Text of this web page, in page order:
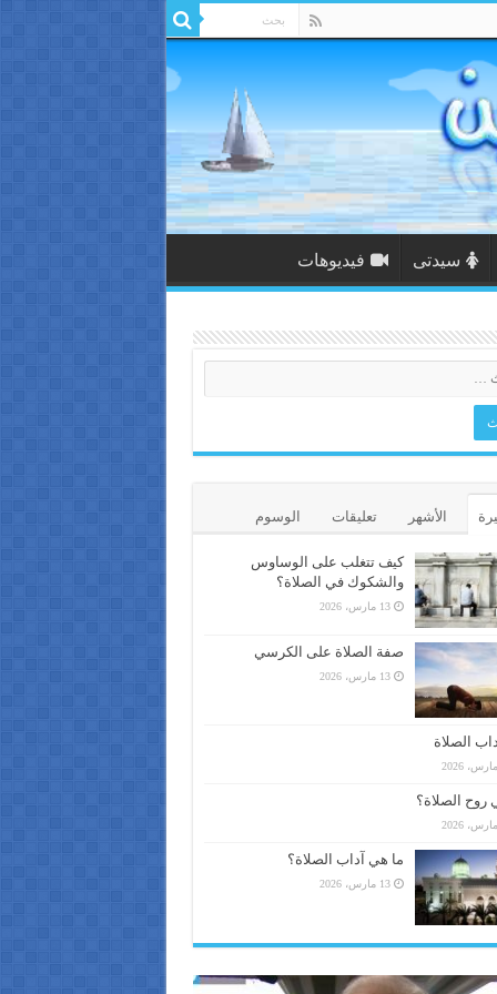
سيدتى فيديوهات
الأشهر تعليقات الوسوم
كيف تتغلب على الوساوس
والشكوك في الصلاة؟
13 مارس، 2026
صفة الصلاة على الكرسي
13 مارس، 2026
الصلاة
روح الصلاة؟
ما هي آداب الصلاة؟
13 مارس، 2026